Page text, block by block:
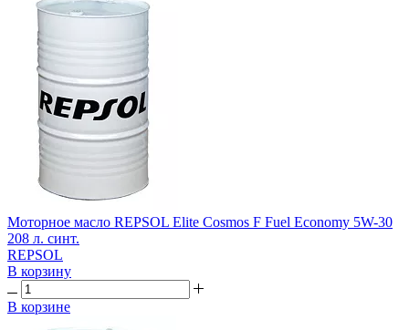
Моторное масло REPSOL Elite Cosmos F Fuel Economy 5W-30
208 л. синт.
REPSOL
В корзину
В корзине